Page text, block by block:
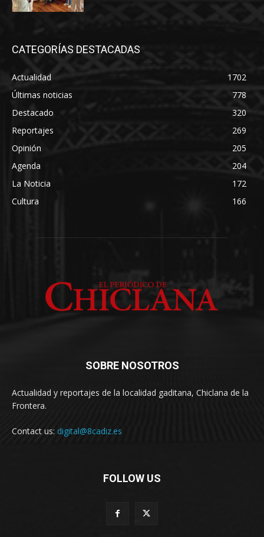
CATEGORÍAS DESTACADAS
Actualidad
1702
Últimas noticias
778
Destacado
320
Reportajes
269
Opinión
205
Agenda
204
La Noticia
172
Cultura
166
SOBRE NOSOTROS
Actualidad y reportajes de la localidad gaditana, Chiclana de la
Frontera.
Contact us: digital@8cadiz.es
FOLLOW US